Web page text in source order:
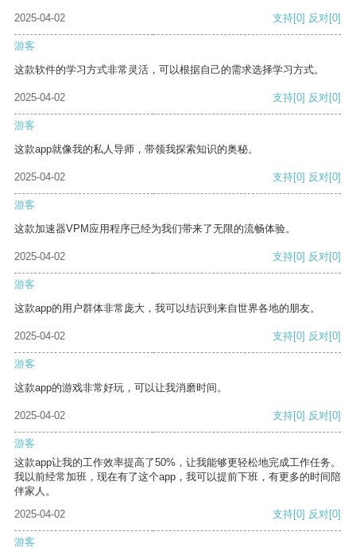
2025-04-02 支持[0] 反对[0]
游客
这款软件的学习方式非常灵活，可以根据自己的需求选择学习方式。
2025-04-02 支持[0] 反对[0]
游客
这款app就像我的私人导师，带领我探索知识的奥秘。
2025-04-02 支持[0] 反对[0]
游客
这款加速器VPM应用程序已经为我们带来了无限的流畅体验。
2025-04-02 支持[0] 反对[0]
游客
这款app的用户群体非常庞大，我可以结识到来自世界各地的朋友。
2025-04-02 支持[0] 反对[0]
游客
这款app的游戏非常好玩，可以让我消磨时间。
2025-04-02 支持[0] 反对[0]
游客
这款app让我的工作效率提高了50%，让我能够更轻松地完成工作任务。
我以前经常加班，现在有了这个app，我可以提前下班，有更多的时间陪
伴家人。
2025-04-02
支持[0] 反对[0]
游客